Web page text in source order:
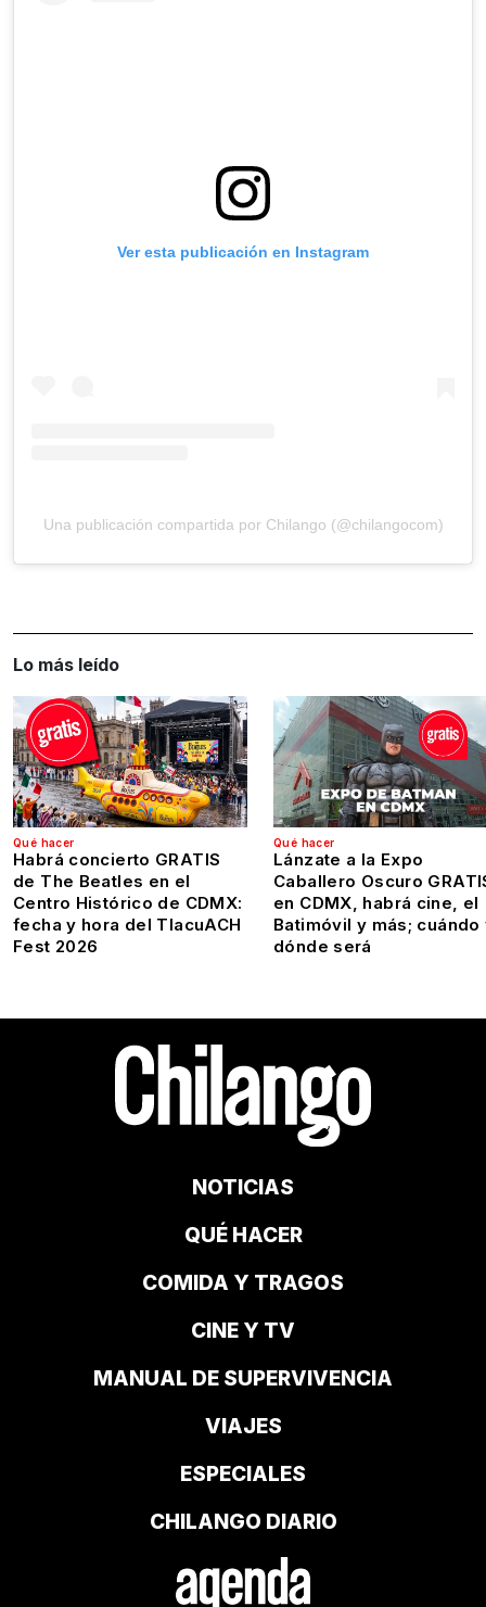
Ver esta publicación en Instagram
Una publicación compartida por Chilango (@chilangocom)
Lo más leído
Qué hacer
Habrá concierto GRATIS
de The Beatles en el
Centro Histórico de CDMX:
fecha y hora del TlacuACH
Fest 2026
Qué hacer
Lánzate a la Expo
Caballero Oscuro
en CDMX, habrá cine, el
Batimóvil y más; cuándo
dónde será
NOTICIAS
QUÉ HACER
COMIDA Y TRAGOS
CINE Y TV
MANUAL DE SUPERVIVENCIA
VIAJES
ESPECIALES
CHILANGO DIARIO